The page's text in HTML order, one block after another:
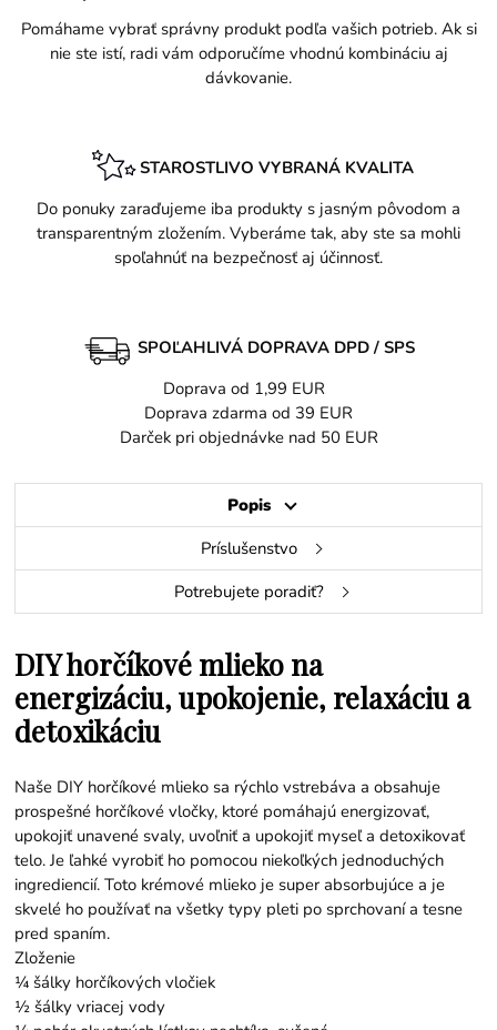
Pomáhame vybrať správny produkt podľa vašich potrieb. Ak si
nie ste istí, radi vám odporučíme vhodnú kombináciu aj
dávkovanie.
STAROSTLIVO VYBRANÁ KVALITA
Do ponuky zaraďujeme iba produkty s jasným pôvodom a
transparentným zložením. Vyberáme tak, aby ste sa mohli
spoľahnúť na bezpečnosť aj účinnosť.
SPOĽAHLIVÁ DOPRAVA DPD / SPS
Doprava od 1,99 EUR
Doprava zdarma od 39 EUR
Darček pri objednávke nad 50 EUR
Popis
Príslušenstvo
Potrebujete poradiť?
DIY horčíkové mlieko na
energizáciu, upokojenie, relaxáciu a
detoxikáciu
Naše DIY horčíkové mlieko sa rýchlo vstrebáva a obsahuje
prospešné horčíkové vločky, ktoré pomáhajú energizovať,
upokojiť unavené svaly, uvoľniť a upokojiť myseľ a detoxikovať
telo. Je ľahké vyrobiť ho pomocou niekoľkých jednoduchých
ingrediencií. Toto krémové mlieko je super absorbujúce a je
skvelé ho používať na všetky typy pleti po sprchovaní a tesne
pred spaním.
Zloženie
¼ šálky horčíkových vločiek
½ šálky vriacej vody